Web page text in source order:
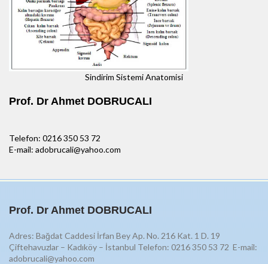
Sindirim Sistemi Anatomisi
Prof. Dr Ahmet DOBRUCALI
Telefon: 0216 350 53 72
E-mail: adobrucali@yahoo.com
Prof. Dr Ahmet DOBRUCALI
Adres: Bağdat Caddesi İrfan Bey Ap. No. 216 Kat. 1 D. 19
Çiftehavuzlar – Kadıköy – İstanbul Telefon: 0216 350 53 72 E-mail:
adobrucali@yahoo.com